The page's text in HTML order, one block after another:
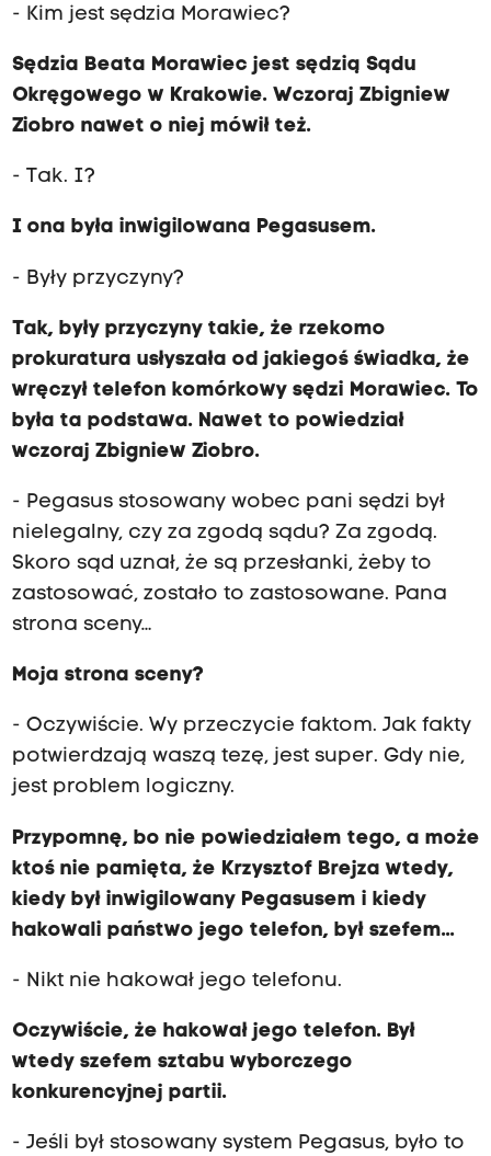
- Kim jest sędzia Morawiec?
Sędzia Beata Morawiec jest sędzią Sądu
Okręgowego w Krakowie. Wczoraj Zbigniew
Ziobro nawet o niej mówił też.
- Tak. I?
I ona była inwigilowana Pegasusem.
- Były przyczyny?
Tak, były przyczyny takie, że rzekomo
prokuratura usłyszała od jakiegoś świadka, że
wręczył telefon komórkowy sędzi Morawiec. To
była ta podstawa. Nawet to powiedział
wczoraj Zbigniew Ziobro.
- Pegasus stosowany wobec pani sędzi był
nielegalny, czy za zgodą sądu? Za zgodą.
Skoro sąd uznał, że są przesłanki, żeby to
zastosować, zostało to zastosowane. Pana
strona sceny…
Moja strona sceny?
- Oczywiście. Wy przeczycie faktom. Jak fakty
potwierdzają waszą tezę, jest super. Gdy nie,
jest problem logiczny.
Przypomnę, bo nie powiedziałem tego, a może
ktoś nie pamięta, że Krzysztof Brejza wtedy,
kiedy był inwigilowany Pegasusem i kiedy
hakowali państwo jego telefon, był szefem...
- Nikt nie hakował jego telefonu.
Oczywiście, że hakował jego telefon. Był
wtedy szefem sztabu wyborczego
konkurencyjnej partii.
- Jeśli był stosowany system Pegasus, było to